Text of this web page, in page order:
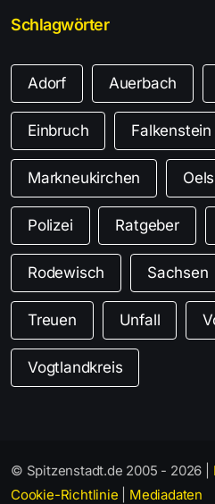
Schlagwörter
Adorf Auerbach
Einbruch Falkenstein
Markneukirchen
Polizei Ratgeber
Rodewisch Sachsen
Treuen Unfall
Vogtlandkreis
© Spitzenstadt.de 2005 - 2026 |
Cookie-Richtlinie
Mediadaten